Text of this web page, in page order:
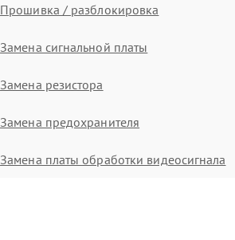
Прошивка / разблокировка
Замена сигнальной платы
Замена резистора
Замена предохранителя
Замена платы обработки видеосигнала